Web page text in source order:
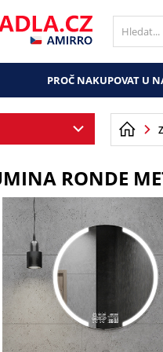
PROČ NAKUPOVAT U
RONDE